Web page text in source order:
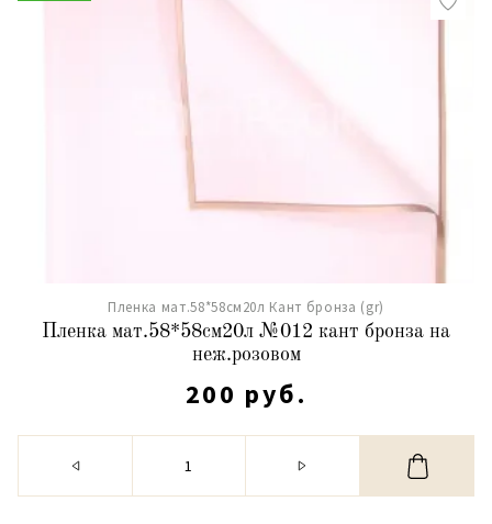
Пленка мат.58*58см20л Кант бронза (gr)
Пленка мат.58*58см20л №012 кант бронза на
неж.розовом
200 руб.